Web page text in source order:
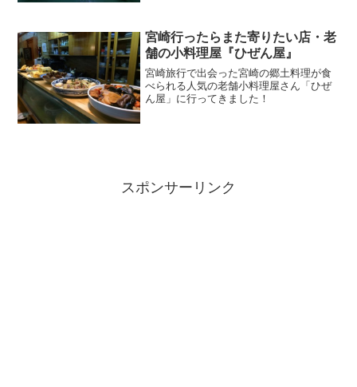
ゴルフ練習場』という面白い打ちっ放し
を発見！なんと「天然温泉...
宮崎行ったらまた寄りたい店・老
舗の小料理屋『ひぜん屋』
宮崎旅行で出会った宮崎の郷土料理が食
べられる人気の老舗小料理屋さん「ひぜ
ん屋」に行ってきました！
スポンサーリンク